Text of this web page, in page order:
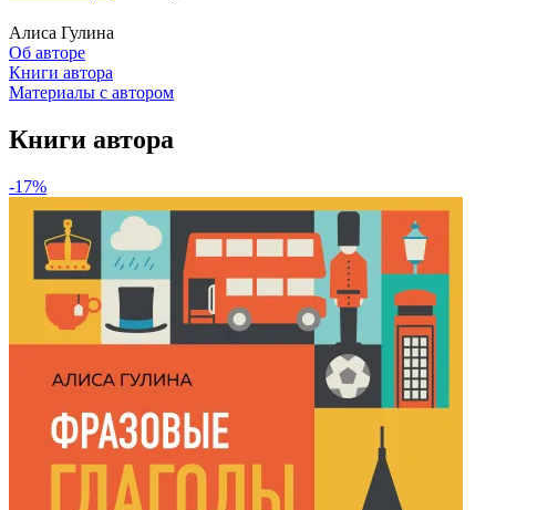
Алиса Гулина
Об авторе
Книги автора
Материалы с автором
Книги автора
-17%